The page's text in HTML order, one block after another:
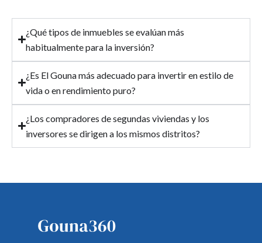
¿Qué tipos de inmuebles se evalúan más
habitualmente para la inversión?
¿Es El Gouna más adecuado para invertir en estilo de
vida o en rendimiento puro?
¿Los compradores de segundas viviendas y los
inversores se dirigen a los mismos distritos?